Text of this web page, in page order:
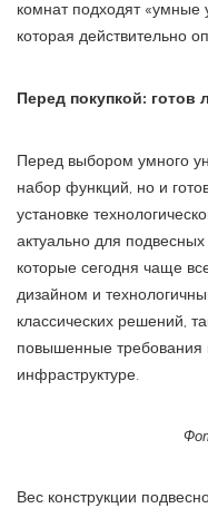
комнат подходят «умные
которая действительно
Перед покупкой: готов
Перед выбором умного
набор функций, но и
установке
актуально для
которые сегодня чаще
дизайном и
классических решений,
повышенные требования
инфраструктуре.
Вес конструкции